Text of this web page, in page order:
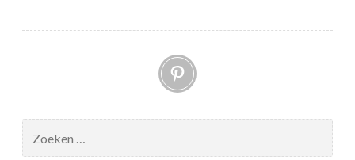
Pinterest
naar: